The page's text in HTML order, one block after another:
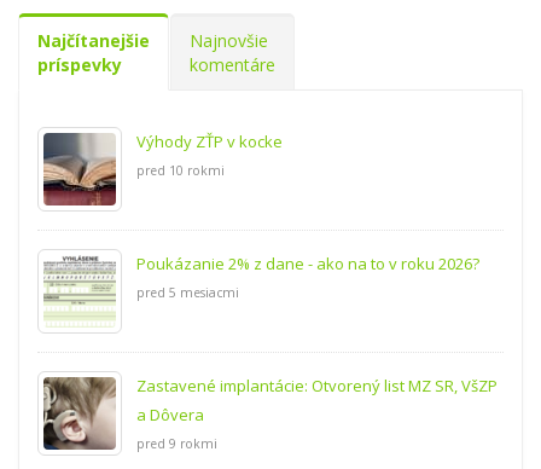
Najčítanejšie
príspevky
Najnovšie
komentáre
Výhody ZŤP v kocke
pred 10 rokmi
Poukázanie 2% z dane - ako na to v roku 2026?
pred 5 mesiacmi
Zastavené implantácie: Otvorený list MZ SR, VšZP
a Dôvera
pred 9 rokmi